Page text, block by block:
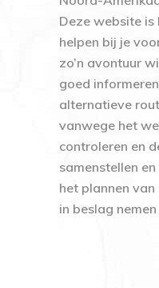
Deze website
helpen bij je
zo’n avontuur
goed
alternatieve
vanwege het
controleren en
samenstellen
het plannen
in beslag